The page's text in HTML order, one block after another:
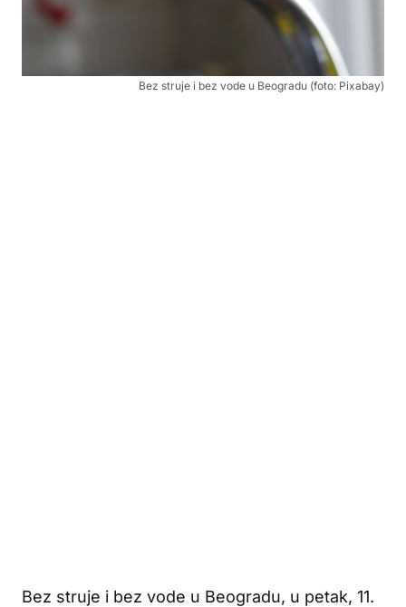
Bez struje i bez vode u Beogradu (foto: Pixabay)
Bez struje i bez vode u Beogradu, u petak, 11.